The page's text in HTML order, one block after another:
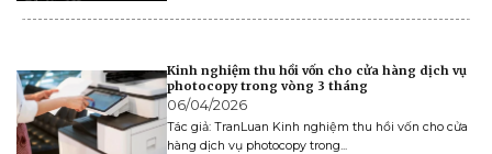
Kinh nghiệm thu hồi vốn cho cửa hàng dịch vụ
photocopy trong vòng 3 tháng
06/04/2026
Tác giả: TranLuan Kinh nghiệm thu hồi vốn cho cửa
hàng dịch vụ photocopy trong...